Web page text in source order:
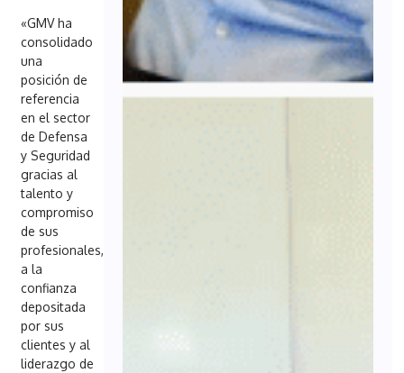
«GMV ha
consolidado
una
posición de
referencia
en el sector
de Defensa
y Seguridad
gracias al
talento y
compromiso
de sus
profesionales,
a la
confianza
depositada
por sus
clientes y al
liderazgo de